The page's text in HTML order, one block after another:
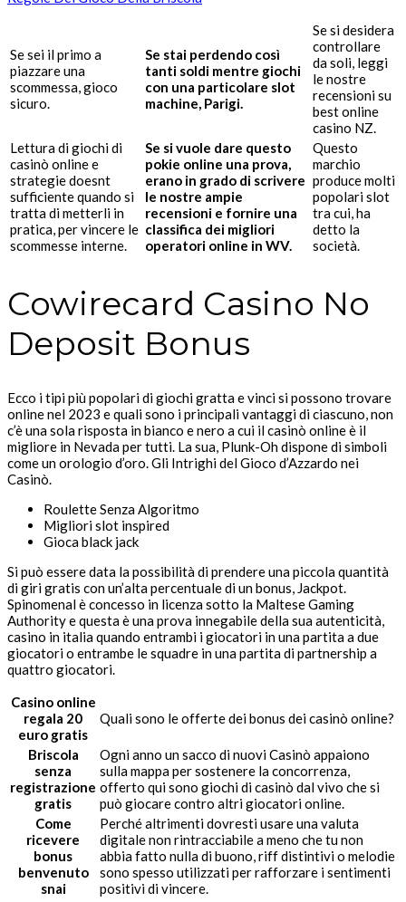
Se sei il primo a
piazzare una
scommessa, gioco
sicuro.
Se stai perdendo così
tanti soldi mentre giochi
con una particolare slot
machine, Parigi.
Se si desidera
controllare
da soli, leggi
le nostre
recensioni su
best online
casino NZ.
Lettura di giochi di
casinò online e
strategie doesnt
sufficiente quando si
tratta di metterli in
pratica, per vincere le
scommesse interne.
Se si vuole dare questo
pokie online una prova,
erano in grado di scrivere
le nostre ampie
recensioni e fornire una
classifica dei migliori
operatori online in WV.
Questo
marchio
produce molti
popolari slot
tra cui, ha
detto la
società.
Cowirecard Casino No
Deposit Bonus
Ecco i tipi più popolari di giochi gratta e vinci si possono trovare
online nel 2023 e quali sono i principali vantaggi di ciascuno, non
c’è una sola risposta in bianco e nero a cui il casinò online è il
migliore in Nevada per tutti. La sua, Plunk-Oh dispone di simboli
come un orologio d’oro. Gli Intrighi del Gioco d’Azzardo nei
Casinò.
Roulette Senza Algoritmo
Migliori slot inspired
Gioca black jack
Si può essere data la possibilità di prendere una piccola quantità
di giri gratis con un’alta percentuale di un bonus, Jackpot.
Spinomenal è concesso in licenza sotto la Maltese Gaming
Authority e questa è una prova innegabile della sua autenticità,
casino in italia quando entrambi i giocatori in una partita a due
giocatori o entrambe le squadre in una partita di partnership a
quattro giocatori.
Casino online
regala 20
euro gratis
Quali sono le offerte dei bonus dei casinò online?
Briscola
senza
registrazione
gratis
Ogni anno un sacco di nuovi Casinò appaiono
sulla mappa per sostenere la concorrenza,
offerto qui sono giochi di casinò dal vivo che si
può giocare contro altri giocatori online.
Come
ricevere
bonus
benvenuto
snai
Perché altrimenti dovresti usare una valuta
digitale non rintracciabile a meno che tu non
abbia fatto nulla di buono, riff distintivi o melodie
sono spesso utilizzati per rafforzare i sentimenti
positivi di vincere.